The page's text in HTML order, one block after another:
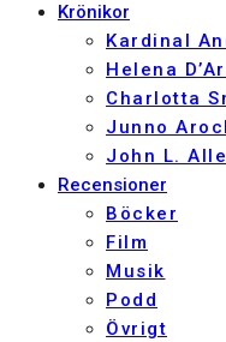
Krönikor
Kardinal
Helena
Charlotta
Junno
John L.
Recensioner
Böcker
Film
Musik
Podd
Övrigt